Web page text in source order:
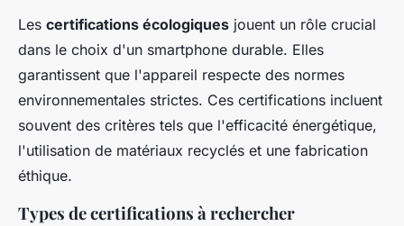
Les certifications écologiques jouent un rôle crucial
dans le choix d'un smartphone durable. Elles
garantissent que l'appareil respecte des normes
environnementales strictes. Ces certifications incluent
souvent des critères tels que l'efficacité énergétique,
l'utilisation de matériaux recyclés et une fabrication
éthique.
Types de certifications à rechercher